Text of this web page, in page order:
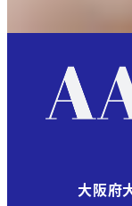
大阪府